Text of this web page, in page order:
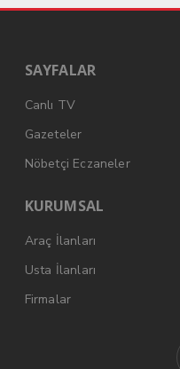
SAYFALAR
Canlı TV
Gazeteler
Nöbetçi Eczaneler
KURUMSAL
Araç İlanları
Usta İlanları
Firmalar